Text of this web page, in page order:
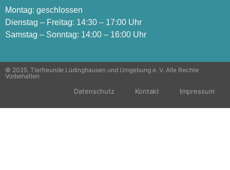
Montag: geschlossen
Dienstag – Freitag: 14:30 – 17:00 Uhr
Samstag – Sonntag: 14:00 – 16:00 Uhr
© 2025. Tierfreunde Lüdinghausen und Umgebung e. V. Alle Rechte
Vorbehalten
Datenschutz Kontakt Impressum